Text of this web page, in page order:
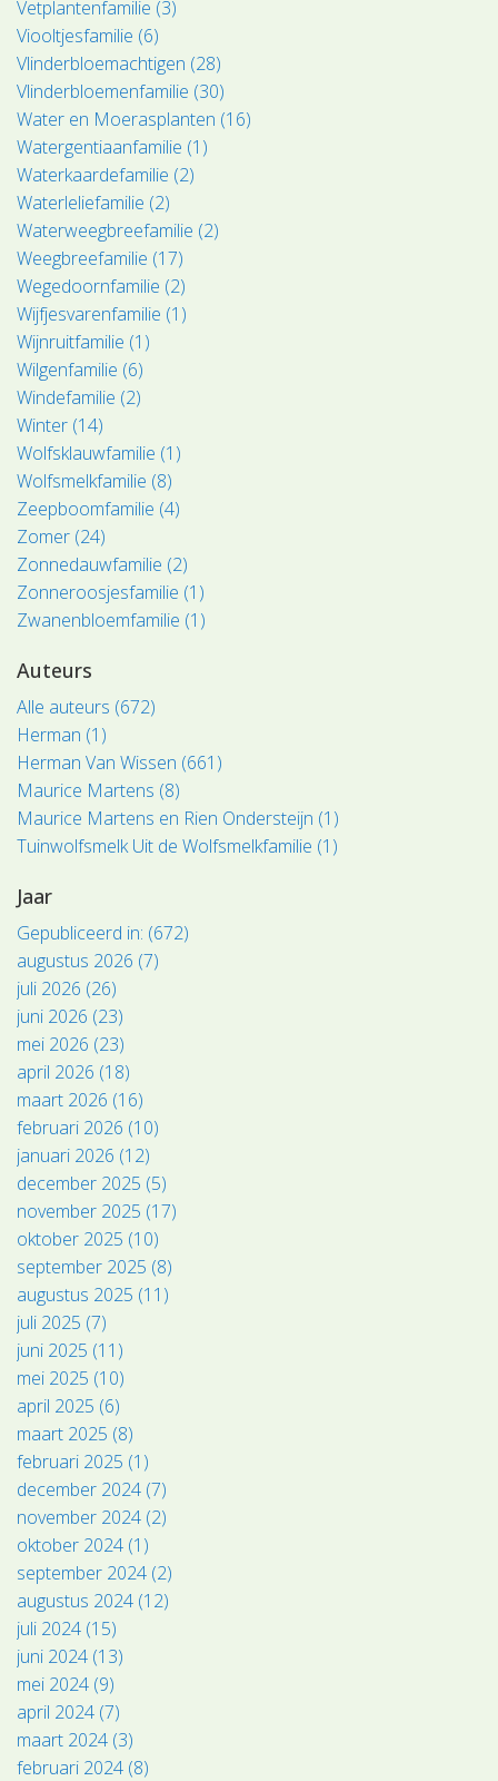
Vetplantenfamilie (3)
Viooltjesfamilie (6)
Vlinderbloemachtigen (28)
Vlinderbloemenfamilie (30)
Water en Moerasplanten (16)
Watergentiaanfamilie (1)
Waterkaardefamilie (2)
Waterleliefamilie (2)
Waterweegbreefamilie (2)
Weegbreefamilie (17)
Wegedoornfamilie (2)
Wijfjesvarenfamilie (1)
Wijnruitfamilie (1)
Wilgenfamilie (6)
Windefamilie (2)
Winter (14)
Wolfsklauwfamilie (1)
Wolfsmelkfamilie (8)
Zeepboomfamilie (4)
Zomer (24)
Zonnedauwfamilie (2)
Zonneroosjesfamilie (1)
Zwanenbloemfamilie (1)
Auteurs
Alle auteurs (672)
Herman (1)
Herman Van Wissen (661)
Maurice Martens (8)
Maurice Martens en Rien Ondersteijn (1)
Tuinwolfsmelk Uit de Wolfsmelkfamilie (1)
Jaar
Gepubliceerd in: (672)
augustus 2026 (7)
juli 2026 (26)
juni 2026 (23)
mei 2026 (23)
april 2026 (18)
maart 2026 (16)
februari 2026 (10)
januari 2026 (12)
december 2025 (5)
november 2025 (17)
oktober 2025 (10)
september 2025 (8)
augustus 2025 (11)
juli 2025 (7)
juni 2025 (11)
mei 2025 (10)
april 2025 (6)
maart 2025 (8)
februari 2025 (1)
december 2024 (7)
november 2024 (2)
oktober 2024 (1)
september 2024 (2)
augustus 2024 (12)
juli 2024 (15)
juni 2024 (13)
mei 2024 (9)
april 2024 (7)
maart 2024 (3)
februari 2024 (8)